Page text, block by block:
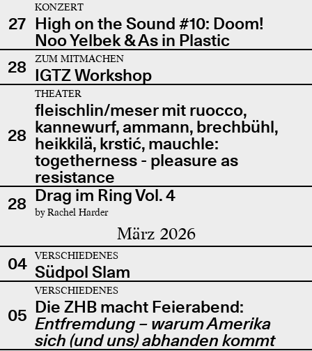
27
KONZERT
High on the Sound #10: Doom!
Noo Yelbek & As in Plastic
28
ZUM MITMACHEN
IGTZ Workshop
28
THEATER
fleischlin/meser mit ruocco,
kannewurf, ammann, brechbühl,
heikkilä, krstić, mauchle:
togetherness - pleasure as
resistance
28 Drag im Ring Vol. 4
by Rachel Harder
März 2026
04 VERSCHIEDENES
Südpol Slam
05
VERSCHIEDENES
Die ZHB macht Feierabend:
Entfremdung – warum Amerika
sich (und uns) abhanden kommt